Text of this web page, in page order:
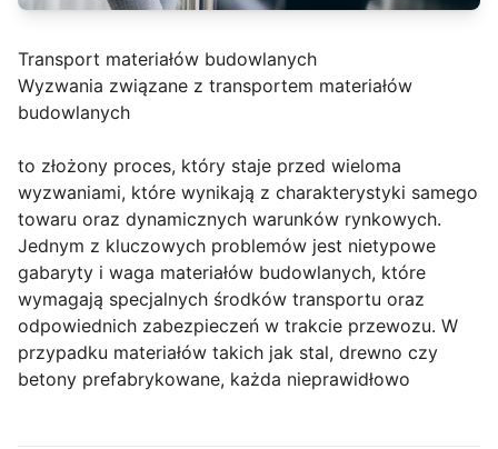
Transport materiałów budowlanych
Wyzwania związane z transportem materiałów
budowlanych
to złożony proces, który staje przed wieloma
wyzwaniami, które wynikają z charakterystyki samego
towaru oraz dynamicznych warunków rynkowych.
Jednym z kluczowych problemów jest nietypowe
gabaryty i waga materiałów budowlanych, które
wymagają specjalnych środków transportu oraz
odpowiednich zabezpieczeń w trakcie przewozu. W
przypadku materiałów takich jak stal, drewno czy
betony prefabrykowane, każda nieprawidłowo